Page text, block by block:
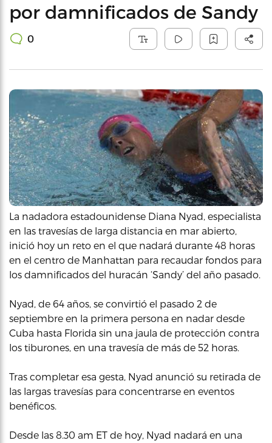
por damnificados de Sandy
0
La nadadora estadounidense Diana Nyad, especialista
en las travesías de larga distancia en mar abierto,
inició hoy un reto en el que nadará durante 48 horas
en el centro de Manhattan para recaudar fondos para
los damnificados del huracán ‘Sandy’ del año pasado.
Nyad, de 64 años, se convirtió el pasado 2 de
septiembre en la primera persona en nadar desde
Cuba hasta Florida sin una jaula de protección contra
los tiburones, en una travesía de más de 52 horas.
Tras completar esa gesta, Nyad anunció su retirada de
las largas travesías para concentrarse en eventos
benéficos.
Desde las 8.30 am ET de hoy, Nyad nadará en una